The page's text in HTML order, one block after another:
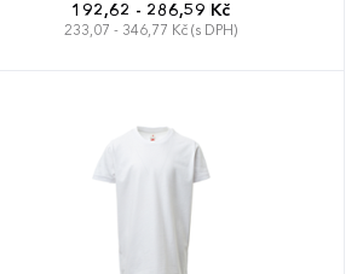
manžeta, barevně kontrastní vyztužovací
páska od ramene k rameni viditelná na
192,62 - 286,59 Kč
233,07 - 346,77 Kč (s DPH)